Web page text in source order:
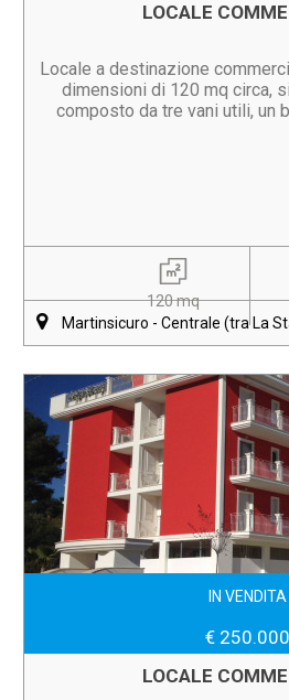
LOCALE
Locale a destinazione
dimensioni di 120 mq circa,
composto da tre vani utili, un
120 mq
Martinsicuro - Centrale (tra La
IN VENDITA
€ 250.000
LOCALE